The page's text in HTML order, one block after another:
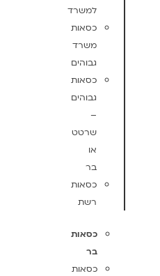
למשרד
כסאות
משרד
גבוהים
כסאות
גבוהים
–
שרטט
או
בר
כסאות
רשת
כסאות
בר
כסאות